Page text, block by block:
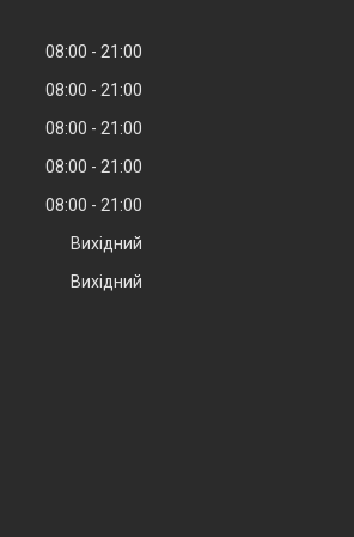
08:00
21:00
08:00
21:00
08:00
21:00
08:00
21:00
08:00
21:00
Вихідний
Вихідний